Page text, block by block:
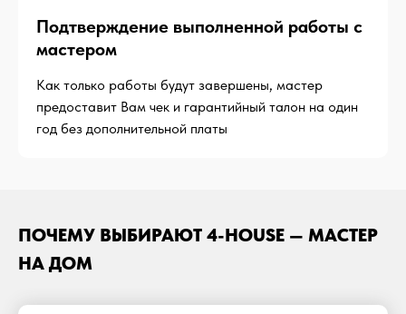
Подтверждение выполненной работы с
мастером
Как только работы будут завершены, мастер
предоставит Вам чек и гарантийный талон на один
год без дополнительной платы
ПОЧЕМУ ВЫБИРАЮТ 4-HOUSE — МАСТЕР
НА ДОМ